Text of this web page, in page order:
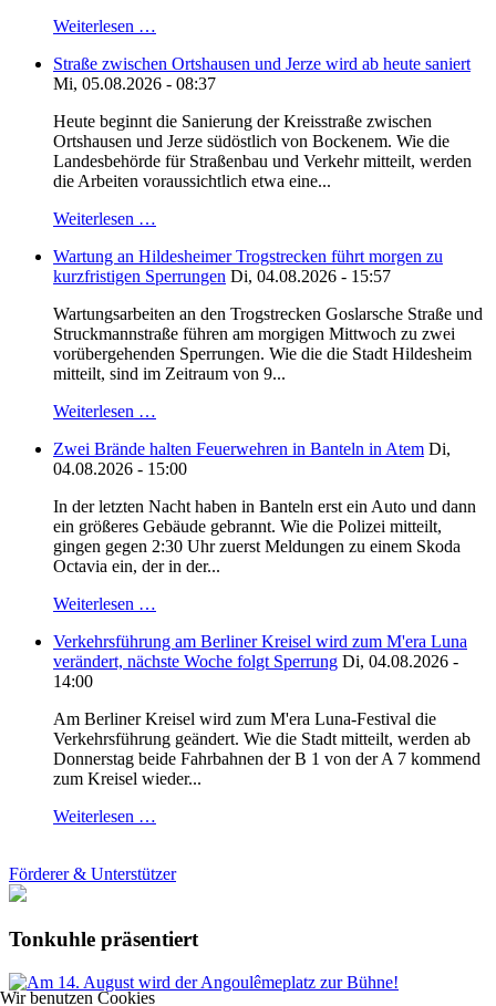
Weiterlesen …
Straße zwischen Ortshausen und Jerze wird ab heute saniert
Mi, 05.08.2026 - 08:37
Heute beginnt die Sanierung der Kreisstraße zwischen
Ortshausen und Jerze südöstlich von Bockenem. Wie die
Landesbehörde für Straßenbau und Verkehr mitteilt, werden
die Arbeiten voraussichtlich etwa eine...
Weiterlesen …
Wartung an Hildesheimer Trogstrecken führt morgen zu
kurzfristigen Sperrungen Di, 04.08.2026 - 15:57
Wartungsarbeiten an den Trogstrecken Goslarsche Straße und
Struckmannstraße führen am morgigen Mittwoch zu zwei
vorübergehenden Sperrungen. Wie die die Stadt Hildesheim
mitteilt, sind im Zeitraum von 9...
Weiterlesen …
Zwei Brände halten Feuerwehren in Banteln in Atem Di,
04.08.2026 - 15:00
In der letzten Nacht haben in Banteln erst ein Auto und dann
ein größeres Gebäude gebrannt. Wie die Polizei mitteilt,
gingen gegen 2:30 Uhr zuerst Meldungen zu einem Skoda
Octavia ein, der in der...
Weiterlesen …
Verkehrsführung am Berliner Kreisel wird zum M'era Luna
verändert, nächste Woche folgt Sperrung Di, 04.08.2026 -
14:00
Am Berliner Kreisel wird zum M'era Luna-Festival die
Verkehrsführung geändert. Wie die Stadt mitteilt, werden ab
Donnerstag beide Fahrbahnen der B 1 von der A 7 kommend
zum Kreisel wieder...
Weiterlesen …
Förderer & Unterstützer
Tonkuhle präsentiert
Wir benutzen Cookies